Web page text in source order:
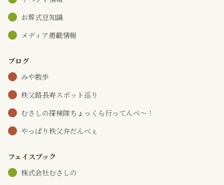
お葬式豆知識
メディア掲載情報
ブログ
みや散歩
秩父路長寿スポット巡り
むさしの探検隊ちょっくら行ってんべ～！
やっぱり秩父弁だんべぇ
フェイスブック
株式会社むさしの